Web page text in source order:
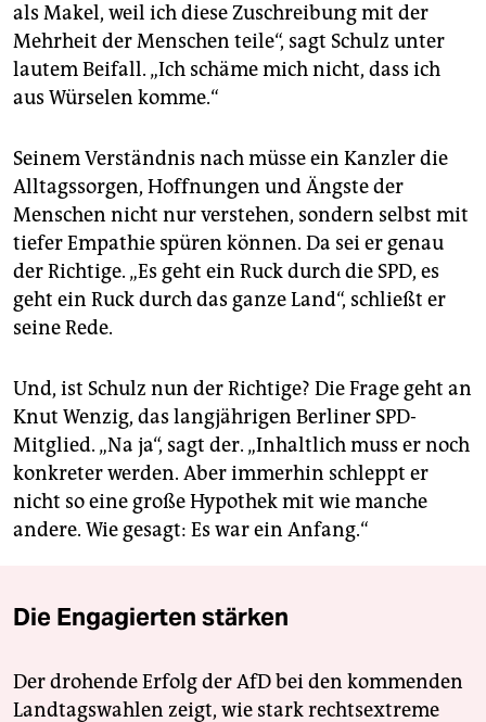
als Makel, weil ich diese Zuschreibung mit der
Mehrheit der Menschen teile“, sagt Schulz unter
lautem Beifall. „Ich schäme mich nicht, dass ich
aus Würselen komme.“
Seinem Verständnis nach müsse ein Kanzler die
Alltagssorgen, Hoffnungen und Ängste der
Menschen nicht nur verstehen, sondern selbst mit
tiefer Empathie spüren können. Da sei er genau
der Richtige. „Es geht ein Ruck durch die SPD, es
geht ein Ruck durch das ganze Land“, schließt er
seine Rede.
Und, ist Schulz nun der Richtige? Die Frage geht an
Knut Wenzig, das langjährigen Berliner SPD-
Mitglied. „Na ja“, sagt der. „Inhaltlich muss er noch
konkreter werden. Aber immerhin schleppt er
nicht so eine große Hypothek mit wie manche
andere. Wie gesagt: Es war ein Anfang.“
Die Engagierten stärken
Der drohende Erfolg der AfD bei den kommenden
Landtagswahlen zeigt, wie stark rechtsextreme